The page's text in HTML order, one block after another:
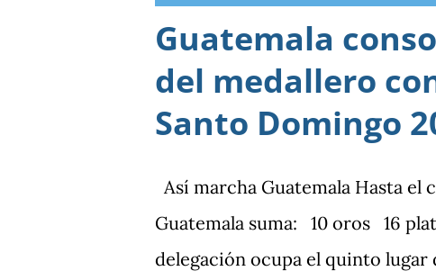
Guatemala
del medallero
Santo Domingo
Así marcha Guatemala Hasta el
Guatemala suma: 10 oros 16
delegación ocupa el quinto